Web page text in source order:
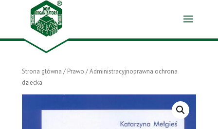
Strona główna / Prawo / Administracyjnoprawna ochrona
dziecka